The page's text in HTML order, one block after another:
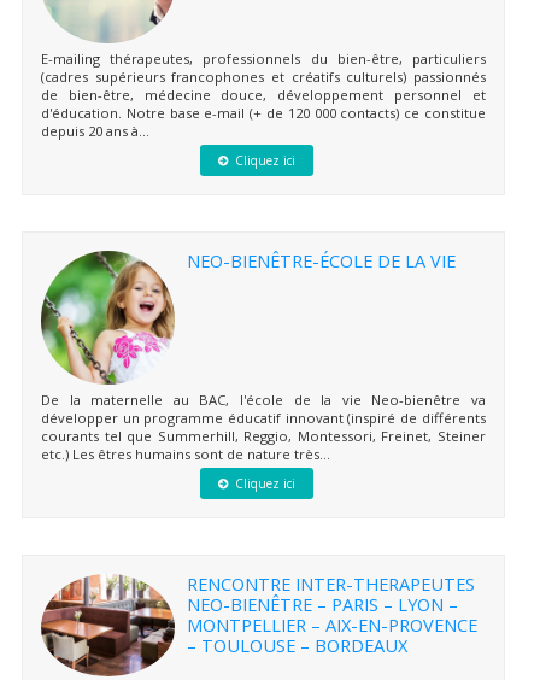
E-mailing thérapeutes, professionnels du bien-être, particuliers
(cadres supérieurs francophones et créatifs culturels) passionnés
de bien-être, médecine douce, développement personnel et
d'éducation. Notre base e-mail (+ de 120 000 contacts) ce constitue
depuis 20 ans à...
Cliquez ici
NEO-BIENÊTRE-ÉCOLE DE LA VIE
De la maternelle au BAC, l'école de la vie Neo-bienêtre va
développer un programme éducatif innovant (inspiré de différents
courants tel que Summerhill, Reggio, Montessori, Freinet, Steiner
etc.) Les êtres humains sont de nature très...
Cliquez ici
RENCONTRE INTER-THERAPEUTES
NEO-BIENÊTRE – PARIS – LYON –
MONTPELLIER – AIX-EN-PROVENCE
– TOULOUSE – BORDEAUX